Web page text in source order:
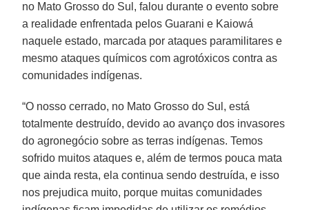
no Mato Grosso do Sul, falou durante o evento sobre
a realidade enfrentada pelos Guarani e Kaiowá
naquele estado, marcada por ataques paramilitares e
mesmo ataques químicos com agrotóxicos contra as
comunidades indígenas.
“O nosso cerrado, no Mato Grosso do Sul, está
totalmente destruído, devido ao avanço dos invasores
do agronegócio sobre as terras indígenas. Temos
sofrido muitos ataques e, além de termos pouca mata
que ainda resta, ela continua sendo destruída, e isso
nos prejudica muito, porque muitas comunidades